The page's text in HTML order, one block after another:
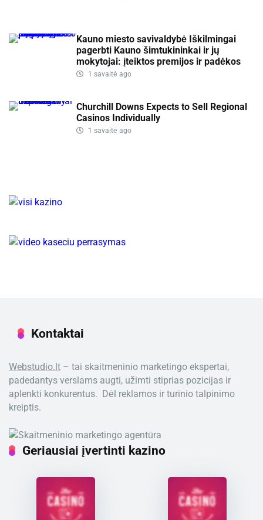
Kauno miesto savivaldybė Iškilmingai
pagerbti Kauno šimtukininkai ir jų
mokytojai: įteiktos premijos ir padėkos
1 savaitė ago
Churchill Downs Expects to Sell Regional
Casinos Individually
1 savaitė ago
Kontaktai
Webstudio.lt – tai skaitmeninio marketingo ekspertai,
padedantys verslams augti, užimti stiprias pozicijas ir
aplenkti konkurentus. Dėl reklamos ir turinio talpinimo
kreiptis.
Geriausiai įvertinti kazino